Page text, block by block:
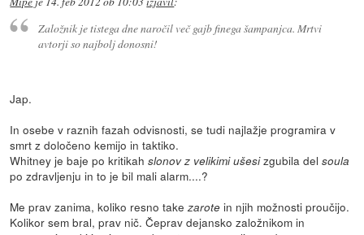
Založnik je tistega dne naročil več gajb finega šampanjca. Mrtvi
avtorji so najbolj donosni!
Jap.
In osebe v raznih fazah odvisnosti, se tudi najlažje programira v
smrt z določeno kemijo in taktiko.
Whitney je baje po kritikahslonov z velikimi ušesizgubila delsoula
po zdravljenju in to je bil mali alarm....?
Me prav zanima, koliko resno takezarote in njih možnosti proučijo.
Kolikor sem bral, prav nič. Čeprav dejansko založnikom in